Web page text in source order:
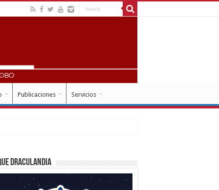
Publicaciones Servicios
Draculandia